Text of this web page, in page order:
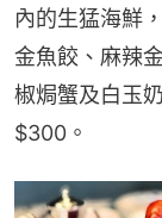
內的生猛海鮮
金魚餃、麻辣
椒焗蟹及白玉
$300。